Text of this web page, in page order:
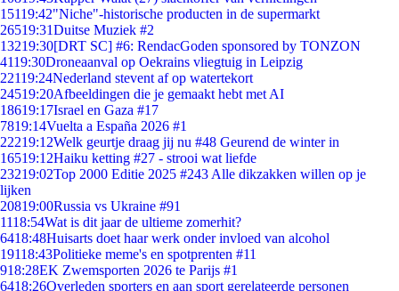
15119:42"Niche"-historische producten in de supermarkt
26519:31Duitse Muziek #2
13219:30[DRT SC] #6: RendacGoden sponsored by TONZON
4119:30Droneaanval op Oekrains vliegtuig in Leipzig
22119:24Nederland stevent af op watertekort
24519:20Afbeeldingen die je gemaakt hebt met AI
18619:17Israel en Gaza #17
7819:14Vuelta a España 2026 #1
22219:12Welk geurtje draag jij nu #48 Geurend de winter in
16519:12Haiku ketting #27 - strooi wat liefde
23219:02Top 2000 Editie 2025 #243 Alle dikzakken willen op je
lijken
20819:00Russia vs Ukraine #91
1118:54Wat is dit jaar de ultieme zomerhit?
6418:48Huisarts doet haar werk onder invloed van alcohol
19118:43Politieke meme's en spotprenten #11
918:28EK Zwemsporten 2026 te Parijs #1
6418:26Overleden sporters en aan sport gerelateerde personen